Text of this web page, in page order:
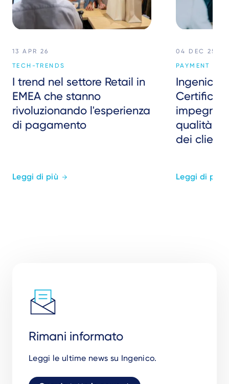
13 APR 26
TECH-TRENDS
I trend nel settore Retail in
EMEA che stanno
rivoluzionando l'esperienza
di pagamento
Leggi di più
04 DEC 25
PAYMENT
Ingenico
impegno
qualità e
dei clienti
Leggi di più
Rimani informato
Leggi le ultime news su Ingenico.